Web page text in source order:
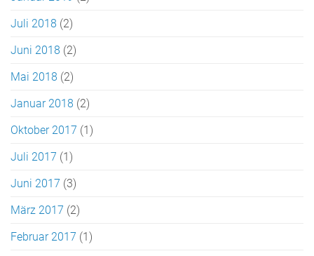
Juli 2018 (2)
Juni 2018 (2)
Mai 2018 (2)
Januar 2018 (2)
Oktober 2017 (1)
Juli 2017 (1)
Juni 2017 (3)
März 2017 (2)
Februar 2017 (1)